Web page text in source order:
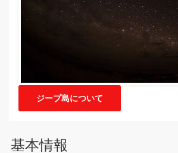
ジープ島について
基本情報